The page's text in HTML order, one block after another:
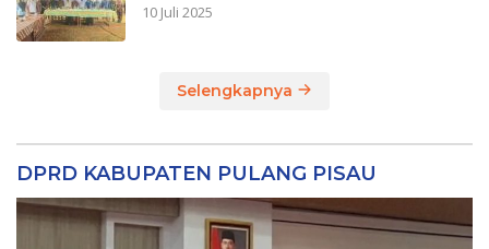
10 Juli 2025
Selengkapnya
DPRD KABUPATEN PULANG PISAU